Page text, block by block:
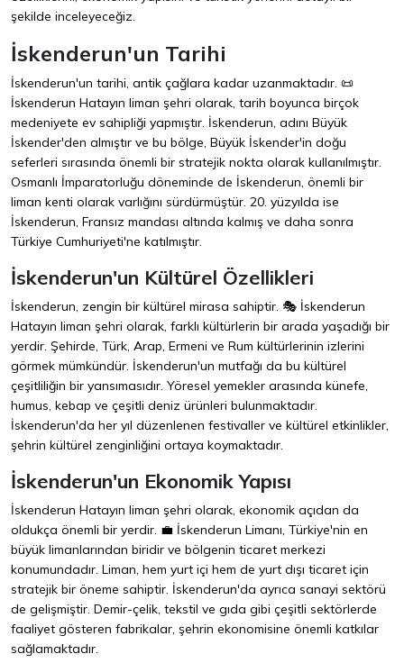
şekilde inceleyeceğiz.
İskenderun'un Tarihi
İskenderun'un tarihi, antik çağlara kadar uzanmaktadır. 📜
İskenderun Hatayın liman şehri olarak, tarih boyunca birçok
medeniyete ev sahipliği yapmıştır. İskenderun, adını Büyük
İskender'den almıştır ve bu bölge, Büyük İskender'in doğu
seferleri sırasında önemli bir stratejik nokta olarak kullanılmıştır.
Osmanlı İmparatorluğu döneminde de İskenderun, önemli bir
liman kenti olarak varlığını sürdürmüştür. 20. yüzyılda ise
İskenderun, Fransız mandası altında kalmış ve daha sonra
Türkiye Cumhuriyeti'ne katılmıştır.
İskenderun'un Kültürel Özellikleri
İskenderun, zengin bir kültürel mirasa sahiptir. 🎭 İskenderun
Hatayın liman şehri olarak, farklı kültürlerin bir arada yaşadığı bir
yerdir. Şehirde, Türk, Arap, Ermeni ve Rum kültürlerinin izlerini
görmek mümkündür. İskenderun'un mutfağı da bu kültürel
çeşitliliğin bir yansımasıdır. Yöresel yemekler arasında künefe,
humus, kebap ve çeşitli deniz ürünleri bulunmaktadır.
İskenderun'da her yıl düzenlenen festivaller ve kültürel etkinlikler,
şehrin kültürel zenginliğini ortaya koymaktadır.
İskenderun'un Ekonomik Yapısı
İskenderun Hatayın liman şehri olarak, ekonomik açıdan da
oldukça önemli bir yerdir. 💼 İskenderun Limanı, Türkiye'nin en
büyük limanlarından biridir ve bölgenin ticaret merkezi
konumundadır. Liman, hem yurt içi hem de yurt dışı ticaret için
stratejik bir öneme sahiptir. İskenderun'da ayrıca sanayi sektörü
de gelişmiştir. Demir-çelik, tekstil ve gıda gibi çeşitli sektörlerde
faaliyet gösteren fabrikalar, şehrin ekonomisine önemli katkılar
sağlamaktadır.